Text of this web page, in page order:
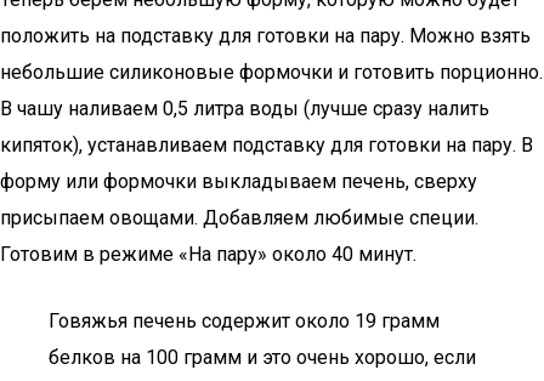
положить на подставку для готовки на пару. Можно взять
небольшие силиконовые формочки и готовить порционно.
В чашу наливаем 0,5 литра воды (лучше сразу налить
кипяток), устанавливаем подставку для готовки на пару. В
форму или формочки выкладываем печень, сверху
присыпаем овощами. Добавляем любимые специи.
Готовим в режиме «На пару» около 40 минут.
Говяжья печень содержит около 19 грамм
белков на 100 грамм и это очень хорошо, если